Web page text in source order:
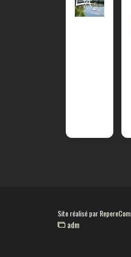
Site réalisé parRepereCom
adm